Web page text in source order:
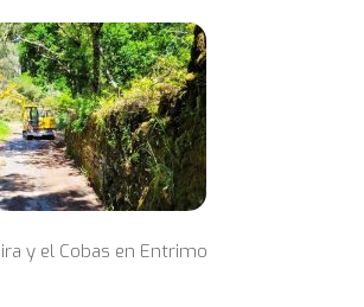
y el Cobas en Entrimo